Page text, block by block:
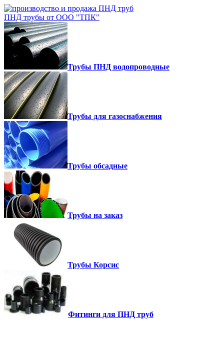
ПНД трубы от ООО "ТПК"
Трубы ПНД водопроводные
Трубы для газоснабжения
Трубы обсадные
Трубы на заказ
Трубы Корсис
Фитинги для ПНД труб